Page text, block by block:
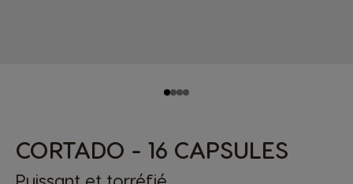
CORTADO - 16 CAPSULES